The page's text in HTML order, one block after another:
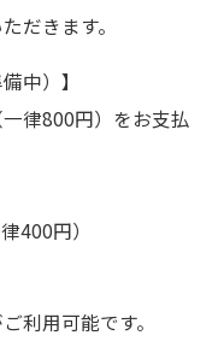
だきます。
中）】
律800円）をお支払
400円）
利用可能です。